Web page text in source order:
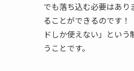
でも落ち込む必要はあ
ることができるのです！
ドしか使えない」という
うことです。